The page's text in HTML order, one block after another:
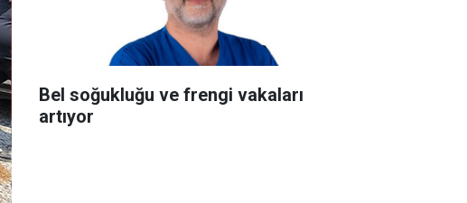
Bel soğukluğu ve frengi vakaları
artıyor